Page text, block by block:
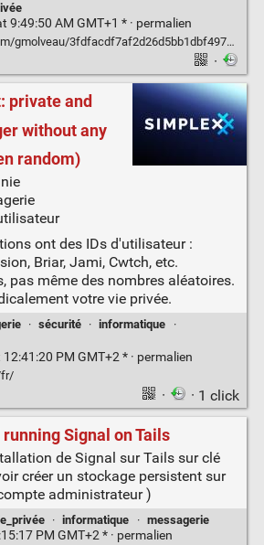
AM GMT+1 * · permalien
3fdfacdf7af2d26d5bb1dbf49706d559
·
private and
without any
random)
ont des IDs d'utilisateur :
Briar, Jami, Cwtch, etc.
pas même des nombres aléatoires.
votre vie privée.
· sécurité · informatique
·
PM GMT+2 * · permalien
fr/
· · 1 click
Signal on Tails
de Signal sur Tails sur clé
créer un stockage persistent sur
administrateur )
· informatique · messagerie
PM GMT+2 * · permalien